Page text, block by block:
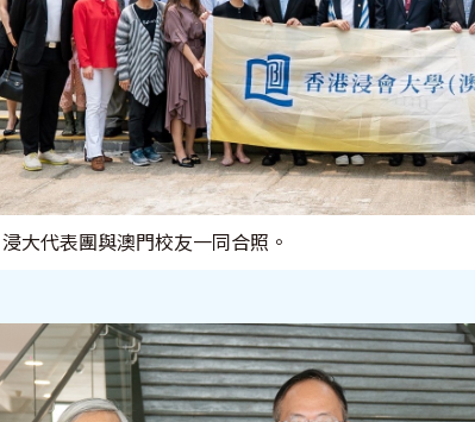
浸大代表團與澳門校友一同合照。